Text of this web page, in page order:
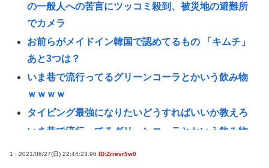
の一般人への苦言にツッコミ殺到、被災地の避難所
でカメラ
お前らがメイドイン韓国で認めてるもの 「キムチ」
あと3つは？
いま巷で流行ってるグリーンコーラとかいう飲み物
ｗｗｗｗ
タイピング最強になりたいどうすればいいか教えろ
いま巷で流行ってるグリーンコーラとかいう飲み物
1 : 2021/06/27(日) 22:44:23.96 ID:Zrrevr5w0